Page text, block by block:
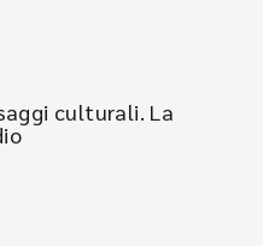
culturali. La